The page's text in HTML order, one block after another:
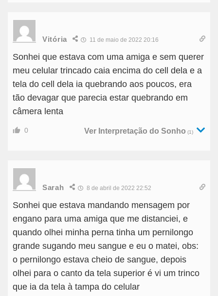
Vitória 11 de maio de 2022 20:16
Sonhei que estava com uma amiga e sem querer
meu celular trincado caia encima do cell dela e a
tela do cell dela ia quebrando aos poucos, era
tão devagar que parecia estar quebrando em
câmera lenta
0 Ver Interpretação do Sonho (1)
Sarah 8 de abril de 2022 22:52
Sonhei que estava mandando mensagem por
engano para uma amiga que me distanciei, e
quando olhei minha perna tinha um pernilongo
grande sugando meu sangue e eu o matei, obs:
o pernilongo estava cheio de sangue, depois
olhei para o canto da tela superior é vi um trinco
que ia da tela à tampa do celular